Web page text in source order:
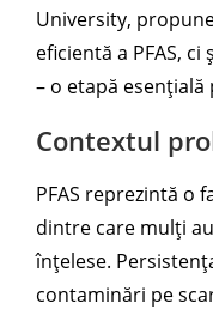
University,
eficientă a PFAS,
– o etapă
Contextul
PFAS reprezintă o
dintre care mulți
înțelese.
contaminări pe